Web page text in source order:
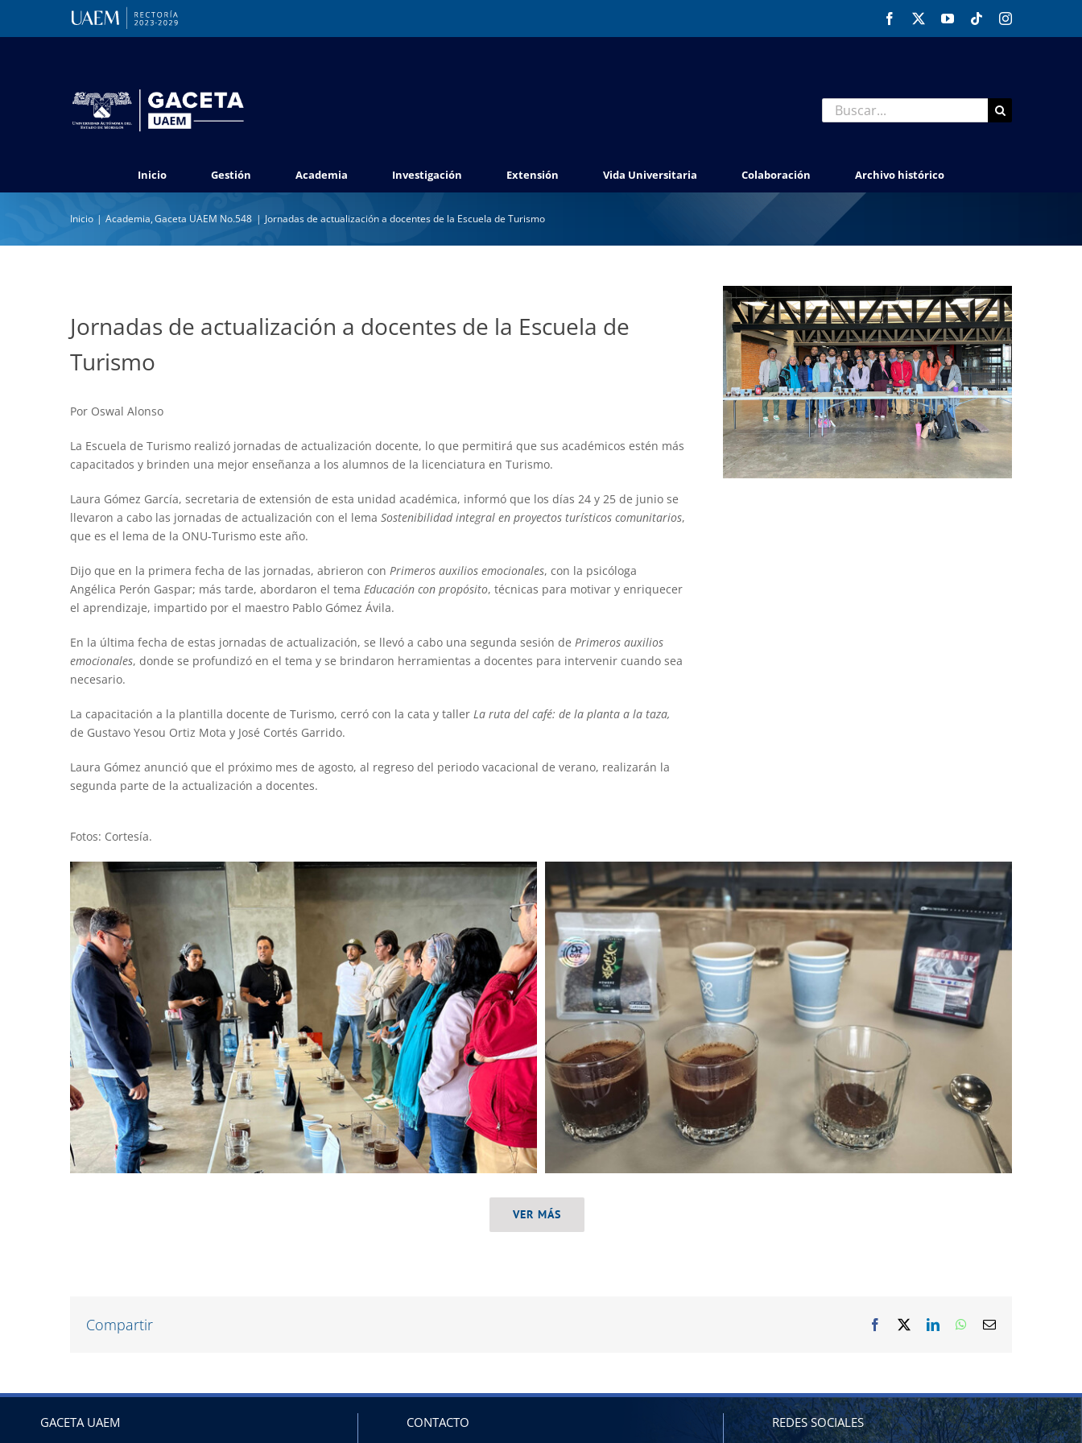
Facebook YouTubeTiktokInstagram
Buscar:
Inicio Gestión Academia Investigación Extensión Vida Universitaria Colaboración Archivo histórico
Inicio Academia Gaceta UAEM No.548 Jornadas de actualización a docentes de la Escuela de Turismo
Jornadas de actualización a docentes de la Escuela de
Turismo
Por Oswal Alonso
La Escuela de Turismo realizó jornadas de actualización docente, lo que permitirá que sus académicos estén más
capacitados y brinden una mejor enseñanza a los alumnos de la licenciatura en Turismo.
Laura Gómez García, secretaria de extensión de esta unidad académica, informó que los días 24 y 25 de junio se
llevaron a cabo las jornadas de actualización con el lema Sostenibilidad integral en proyectos turísticos comunitarios,
que es el lema de la ONU-Turismo este año.
Dijo que en la primera fecha de las jornadas, abrieron con Primeros auxilios emocionales, con la psicóloga
Angélica Perón Gaspar; más tarde, abordaron el tema Educación con propósito, técnicas para motivar y enriquecer
el aprendizaje, impartido por el maestro Pablo Gómez Ávila.
En la última fecha de estas jornadas de actualización, se llevó a cabo una segunda sesión de Primeros auxilios
emocionales, donde se profundizó en el tema y se brindaron herramientas a docentes para intervenir cuando sea
necesario.
La capacitación a la plantilla docente de Turismo, cerró con la cata y taller La ruta del café: de la planta a la taza,
de Gustavo Yesou Ortiz Mota y José Cortés Garrido.
Laura Gómez anunció que el próximo mes de agosto, al regreso del periodo vacacional de verano, realizarán la
segunda parte de la actualización a docentes.
Fotos: Cortesía.
VER MÁS
Compartir Facebook LinkedInWhatsApp
Correo
GACETA UAEM CONTACTO REDES SOCIALES